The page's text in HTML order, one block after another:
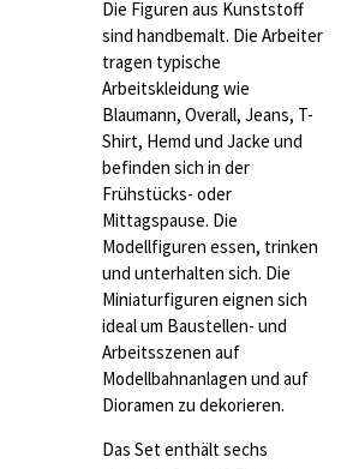
Die Figuren aus Kunststoff
sind handbemalt. Die Arbeiter
tragen typische
Arbeitskleidung wie
Blaumann, Overall, Jeans, T-
Shirt, Hemd und Jacke und
befinden sich in der
Frühstücks- oder
Mittagspause. Die
Modellfiguren essen, trinken
und unterhalten sich. Die
Miniaturfiguren eignen sich
ideal um Baustellen- und
Arbeitsszenen auf
Modellbahnanlagen und auf
Dioramen zu dekorieren.
Das Set enthält sechs